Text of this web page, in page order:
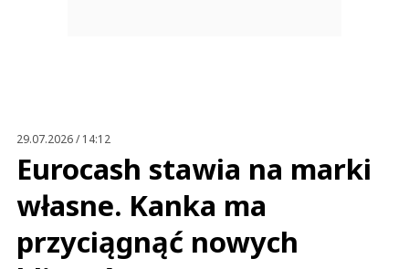
29.07.2026 / 14:12
Eurocash stawia na marki
własne. Kanka ma
przyciągnąć nowych